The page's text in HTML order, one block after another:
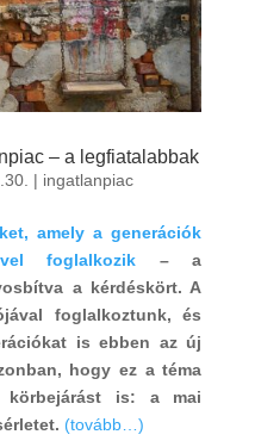
– a legfiatalabbak
| ingatlanpiac
amely a generációk
foglalkozik – a
a kérdéskört. A
foglalkoztunk, és
is ebben az új
hogy ez a téma
körbejárást is: a mai
(tovább…)